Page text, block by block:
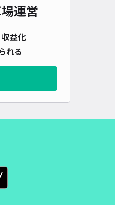
運営
益化
れる